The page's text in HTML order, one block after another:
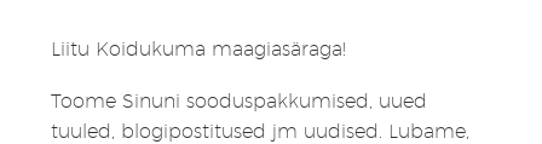
Liitu Koidukuma maagiasäraga!
Toome Sinuni sooduspakkumised, uued
tuuled, blogipostitused jm uudised. Lubame,